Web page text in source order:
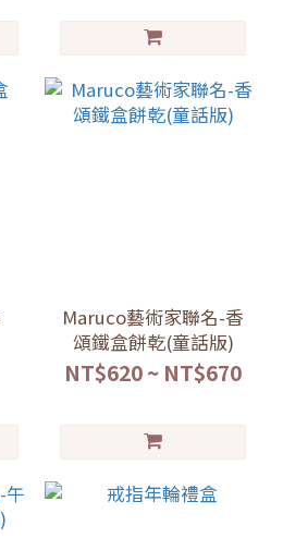
Maruco藝術家聯名-香
頌鐵盒餅乾(童話版)
NT$620 ~ NT$670